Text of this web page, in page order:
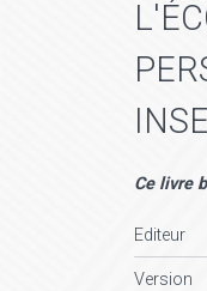
Ce livre
Editeur
Version